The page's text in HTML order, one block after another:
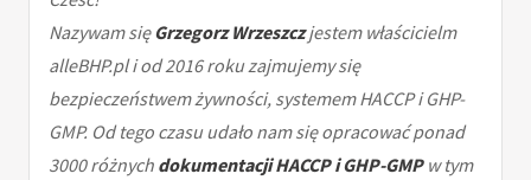
Nazywam sięGrzegorz Wrzeszczjestem właścicielm
alleBHP.pl i od 2016 roku zajmujemy się
bezpieczeństwem żywności, systemem HACCP i GHP-
GMP. Od tego czasu udało nam się opracować ponad
3000 różnych dokumentacji HACCP i GHP-GMPw tym